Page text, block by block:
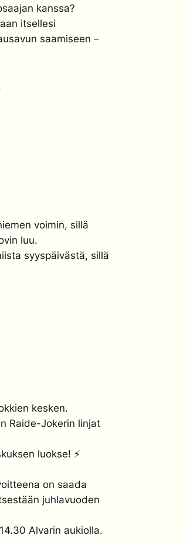
kanssa?
itsellesi
saamiseen –
voimin, sillä
luu.
syyspäivästä, sillä
kesken.
Raide-Jokerin linjat
luokse! ⚡️
on saada
juhlavuoden
Alvarin aukiolla.